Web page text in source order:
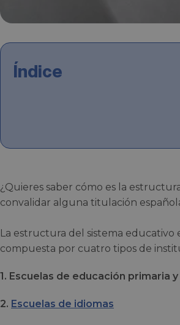
Índice
¿Quieres saber cómo es la
convalidar alguna titulación
La estructura del sistema educativo
compuesta por cuatro tipos de
1. Escuelas de educación primaria
2. Escuelas de idiomas